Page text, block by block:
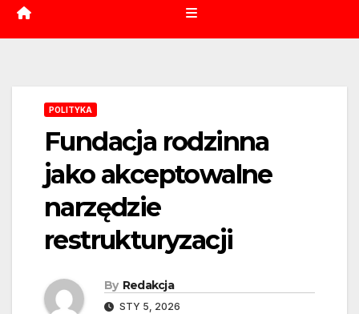
POLITYKA
Fundacja rodzinna
jako akceptowalne
narzędzie
restrukturyzacji
By Redakcja
STY 5, 2026